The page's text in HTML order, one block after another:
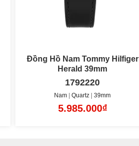
Đồng Hồ Nam Tommy Hilfiger
Bruce 43mm
1792190
Nam Quartz 43mm
4.185.000₫